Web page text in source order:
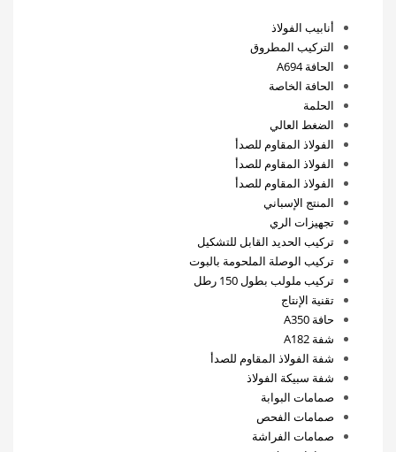
أنابيب الفولاذ
التركيب المطروق
الحافة A694
الحافة الخاصة
الحلمة
الضغط العالي
الفولاذ المقاوم للصدأ
الفولاذ المقاوم للصدأ
الفولاذ المقاوم للصدأ
المنتج الإسباني
تجهيزات الري
تركيب الحديد القابل للتشكيل
تركيب الوصلة الملحومة بالبوت
تركيب ملولب بطول 150 رطل
تقنية الإنتاج
حافة A350
شفة A182
شفة الفولاذ المقاوم للصدأ
شفة سبيكة الفولاذ
صمامات البوابة
صمامات الفحص
صمامات الفراشة